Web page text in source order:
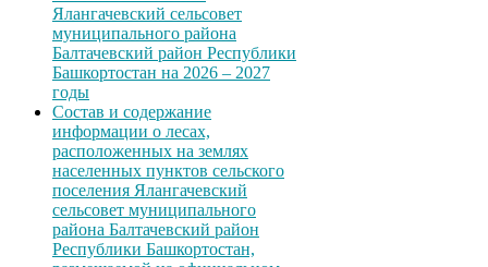
Ялангачевский сельсовет
муниципального района
Балтачевский район Республики
Башкортостан на 2026 – 2027
годы
Состав и содержание
информации о лесах,
расположенных на землях
населенных пунктов сельского
поселения Ялангачевский
сельсовет муниципального
района Балтачевский район
Республики Башкортостан,